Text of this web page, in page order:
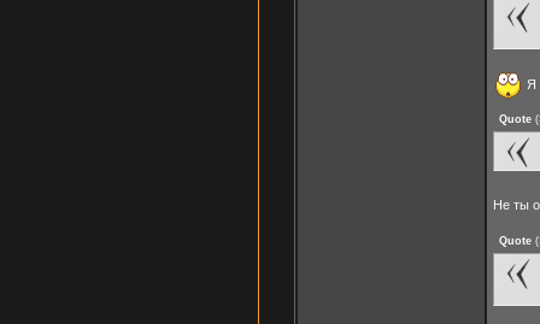
Я
Quote (
Не ты
Quote (